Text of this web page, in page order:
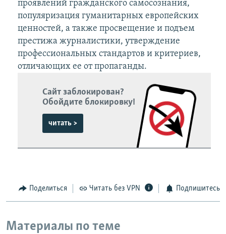
проявлений гражданского самосознания,
популяризация гуманитарных европейских
ценностей, а также просвещение и подъем
престижа журналистики, утверждение
профессиональных стандартов и критериев,
отличающих ее от пропаганды.
Сайт заблокирован?
Обойдите блокировку!
читать >
Поделиться Читать без VPN Подпишитесь
Материалы по теме